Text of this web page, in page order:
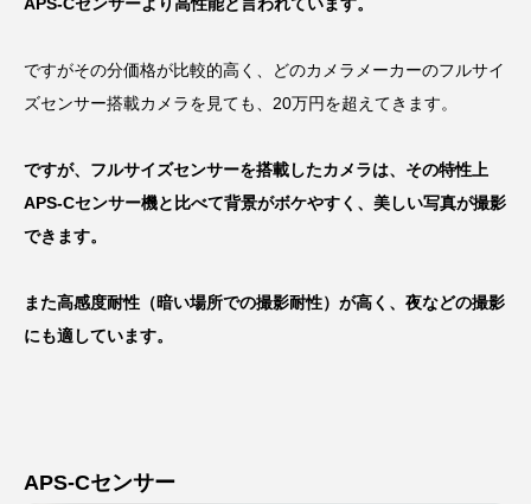
ですがその分価格が比較的高く、どのカメラメーカーのフルサイ
ズセンサー搭載カメラを見ても、20万円を超えてきます。
ですが、フルサイズセンサーを搭載したカメラは、その特性上
APS-Cセンサー機と比べて背景がボケやすく、美しい写真が撮影
できます。
また高感度耐性（暗い場所での撮影耐性）が高く、夜などの撮影
にも適しています。
APS-Cセンサー